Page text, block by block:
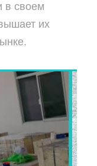
в своем
их